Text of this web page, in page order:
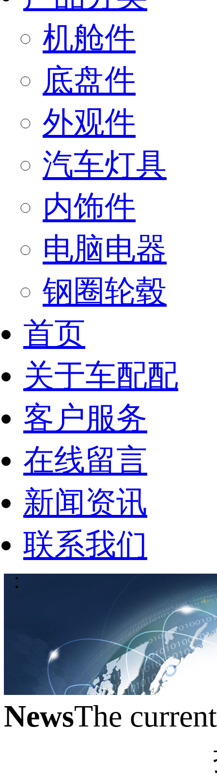
机舱件
底盘件
外观件
汽车灯具
内饰件
电脑电器
钢圈轮毂
首页
关于车配配
客户服务
在线留言
新闻资讯
联系我们
NewsThe